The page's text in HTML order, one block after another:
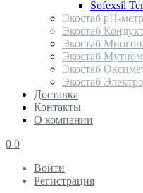
Sofexsil
Экостаб pH-
Экостаб
Экостаб
Экостаб
Экостаб
Экостаб
Доставка
Контакты
О компании
0 0
Войти
Регистрация